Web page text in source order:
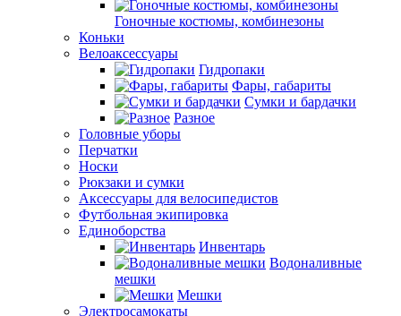
Гоночные костюмы, комбинезоны
Коньки
Велоаксессуары
Гидропаки
Фары, габариты
Сумки и бардачки
Разное
Головные уборы
Перчатки
Носки
Рюкзаки и сумки
Аксессуары для велосипедистов
Футбольная экипировка
Единоборства
Инвентарь
Водоналивные
мешки
Мешки
Электросамокаты